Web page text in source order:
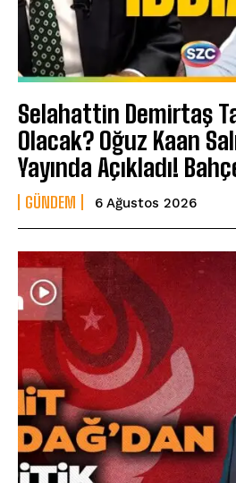
Selahattin Demirtaş
Olacak? Oğuz Kaan
Yayında Açıkladı!
GÜNDEM 6 Ağustos 2026